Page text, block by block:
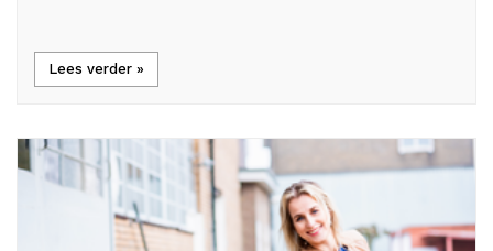
Lees verder »